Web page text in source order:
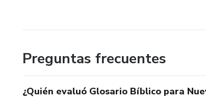
Preguntas frecuentes
¿Quién evaluó Glosario Bíblico para